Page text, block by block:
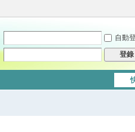
自動
登錄